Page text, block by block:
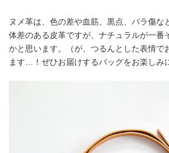
ヌメ革は、色の差や血筋、黒点、バラ傷な
体差のある皮革ですが、ナチュラルが一番
かと思います。（が、つるんとした表情で
ます…！ぜひお届けするバッグをお楽しみ